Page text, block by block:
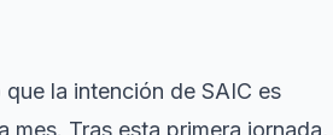
la intención de SAIC es
mes. Tras esta primera jornada,